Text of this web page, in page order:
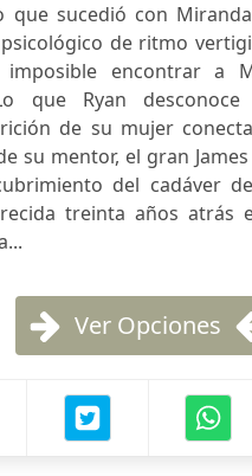
que sucedió con
de ritmo
imposible encontrar a
que Ryan
de su mujer
su mentor, el gran
del cadáver
treinta años atrás
Ver Opciones